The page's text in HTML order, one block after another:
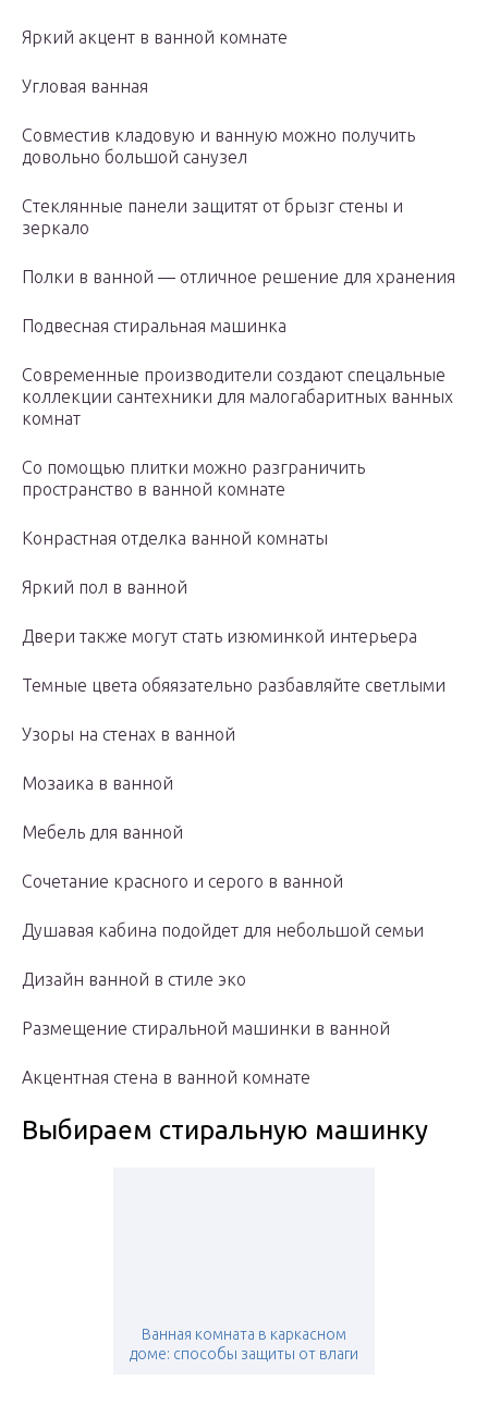
Яркий акцент в ванной комнате
Угловая ванная
Совместив кладовую и ванную можно получить
довольно большой санузел
Стеклянные панели защитят от брызг стены и
зеркало
Полки в ванной — отличное решение для хранения
Подвесная стиральная машинка
Современные производители создают спецальные
коллекции сантехники для малогабаритных ванных
комнат
Со помощью плитки можно разграничить
пространство в ванной комнате
Конрастная отделка ванной комнаты
Яркий пол в ванной
Двери также могут стать изюминкой интерьера
Темные цвета обяязательно разбавляйте светлыми
Узоры на стенах в ванной
Мозаика в ванной
Мебель для ванной
Сочетание красного и серого в ванной
Душавая кабина подойдет для небольшой семьи
Дизайн ванной в стиле эко
Размещение стиральной машинки в ванной
Акцентная стена в ванной комнате
Выбираем стиральную машинку
Ванная комната в каркасном
доме: способы защиты от влаги